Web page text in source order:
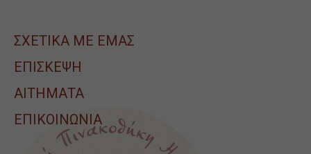
ΣΧΕΤΙΚΑ ΜΕ ΕΜΑΣ
ΕΠΙΣΚΕΨΗ
ΑΙΤΉΜΑΤΑ
ΕΠΙΚΟΙΝΩΝΙΑ